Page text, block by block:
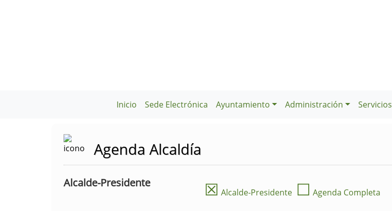
Inicio Sede Electrónica Ayuntamiento Administración Servicios
Agenda Alcaldía
Alcalde-Presidente ☒ Alcalde-Presidente ☐ Agenda Completa